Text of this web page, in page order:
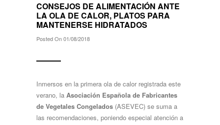
CONSEJOS DE ALIMENTACIÓN ANTE
LA OLA DE CALOR, PLATOS PARA
MANTENERSE HIDRATADOS
Posted On 01/08/2018
Inmersos en la primera ola de calor registrada este
verano, la Asociación Española de Fabricantes
de Vegetales Congelados (ASEVEC) se suma a
las recomendaciones, poniendo especial atención a